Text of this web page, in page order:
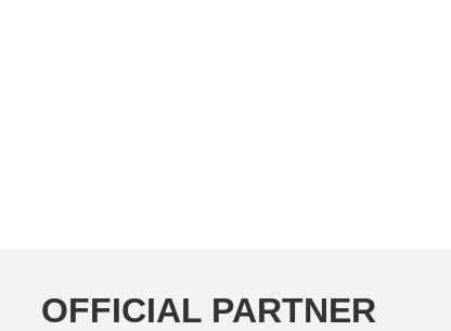
OFFICIAL PARTNER